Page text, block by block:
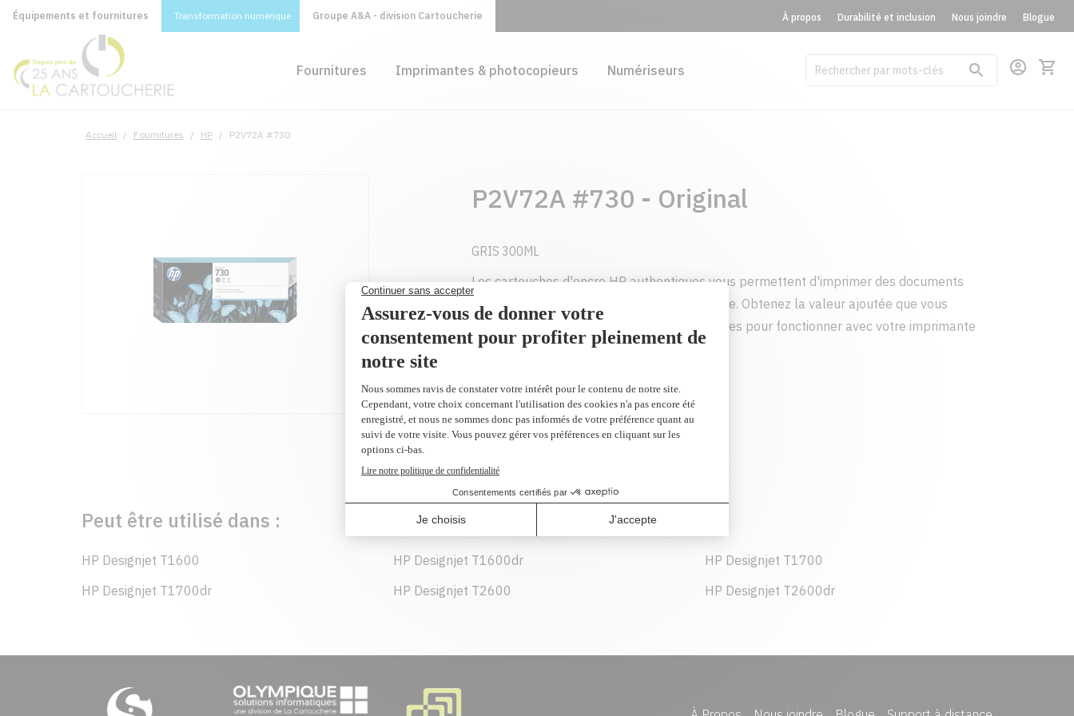
Équipements et fournitures Transformation numérique Groupe A&A - division Cartoucherie À propos Durabilité et inclusion Nous joindre Blogue
Fournitures Imprimantes & photocopieurs Numériseurs
Accueil / Fournitures / HP / P2V72A #730
P2V72A #730 - Original
GRIS 300ML
Les cartouches d'encre HP authentiques vous permettent d'imprimer des documents
durables et de qualité laser, page après page. Obtenez la valeur ajoutée que vous
attendez de cartouches spécialement conçues pour fonctionner avec votre imprimante
HP.
266,99 $
AJOUTER AU PANIER
Peut être utilisé dans :
HP Designjet T1600 HP Designjet T1600dr
HP Designjet T1700
HP Designjet T1700dr
HP Designjet T2600 HP Designjet T2600dr